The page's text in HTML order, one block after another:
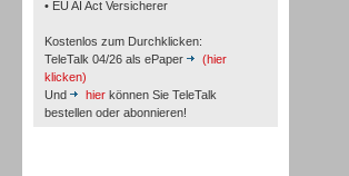
• EU AI Act Versicherer
Kostenlos zum Durchklicken:
TeleTalk 04/26 als ePaper
(hier
klicken)
Und
hier können Sie TeleTalk
bestellen oder abonnieren!